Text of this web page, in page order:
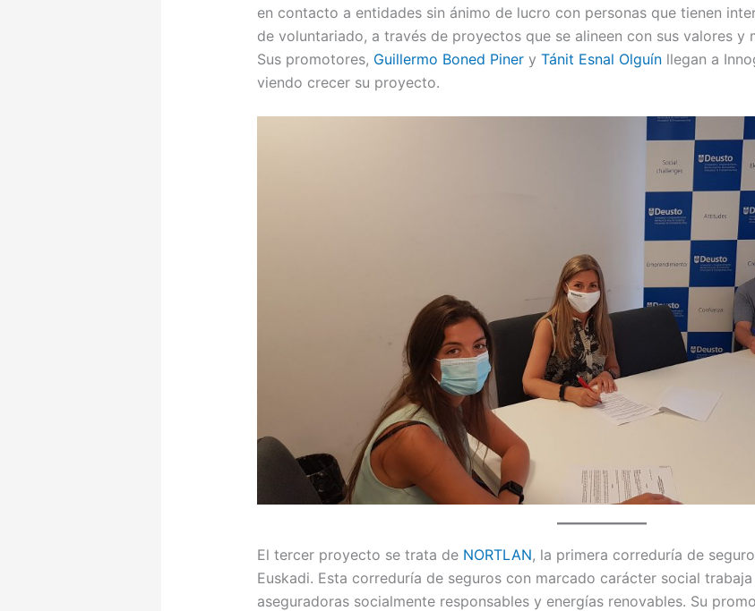
en contacto a entidades sin ánimo de lucro con personas que tienen
de voluntariado, a través de proyectos que se alineen con sus valores y
Sus promotores, Guillermo Boned Pinery Tánit Esnal Olguín llegan a
viendo crecer su proyecto.
El tercer proyecto se trata de NORTLAN, la primera correduría de
Euskadi. Esta correduría de seguros con marcado carácter social
aseguradoras socialmente responsables y energías renovables. Su